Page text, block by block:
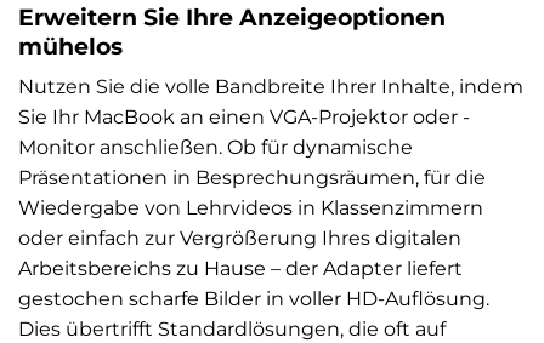
Erweitern Sie Ihre Anzeigeoptionen
mühelos
Nutzen Sie die volle Bandbreite Ihrer Inhalte, indem
Sie Ihr MacBook an einen VGA-Projektor oder -
Monitor anschließen. Ob für dynamische
Präsentationen in Besprechungsräumen, für die
Wiedergabe von Lehrvideos in Klassenzimmern
oder einfach zur Vergrößerung Ihres digitalen
Arbeitsbereichs zu Hause – der Adapter liefert
gestochen scharfe Bilder in voller HD-Auflösung.
Dies übertrifft Standardlösungen, die oft auf